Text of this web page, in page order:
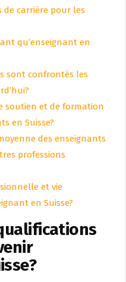
de carrière pour les
qu’enseignant en
sont confrontés les
soutien et de formation
en Suisse?
des enseignants
professions
et vie
en Suisse?